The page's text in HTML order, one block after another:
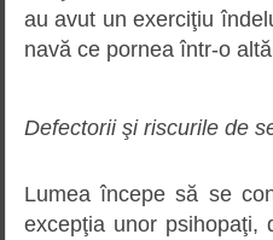
au avut un exerciţiu
navă ce pornea într-o
Defectorii şi riscurile de
Lumea începe să se
excepţia unor psihopaţi,